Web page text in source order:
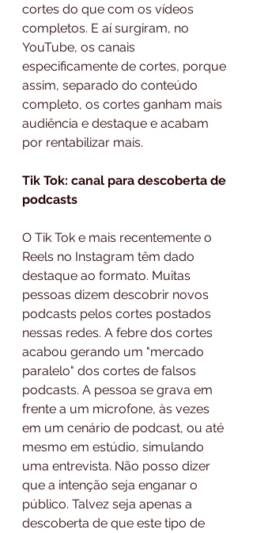
cortes do que com os vídeos
completos. E aí surgiram, no
YouTube, os canais
especificamente de cortes, porque
assim, separado do conteúdo
completo, os cortes ganham mais
audiência e destaque e acabam
por rentabilizar mais.
Tik Tok: canal para descoberta de
podcasts
O Tik Tok e mais recentemente o
Reels no Instagram têm dado
destaque ao formato. Muitas
pessoas dizem descobrir novos
podcasts pelos cortes postados
nessas redes. A febre dos cortes
acabou gerando um "mercado
paralelo" dos cortes de falsos
podcasts. A pessoa se grava em
frente a um microfone, às vezes
em um cenário de podcast, ou até
mesmo em estúdio, simulando
uma entrevista. Não posso dizer
que a intenção seja enganar o
público. Talvez seja apenas a
descoberta de que este tipo de